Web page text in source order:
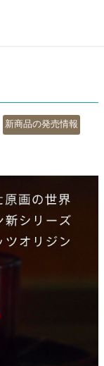
カ
テ
新商品の発売情報